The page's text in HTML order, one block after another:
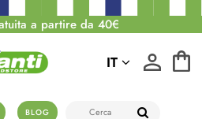
a partire da 40€
BLOG
IT